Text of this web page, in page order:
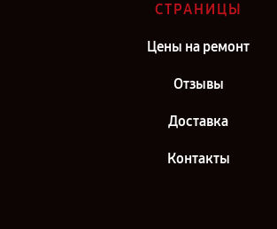
СТРАНИЦЫ
Цены на ремонт
Отзывы
Доставка
Контакты